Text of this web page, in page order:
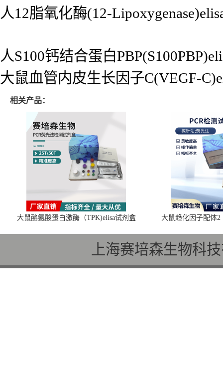
人12脂氧化酶(12-
人S100钙结合蛋白
大鼠血管内皮生长因子C(VEGF-
相关产品：
大鼠酪氨酸蛋白激酶（TPK)elisa试剂盒 大鼠趋化因子配体2
上海赛培森生物科